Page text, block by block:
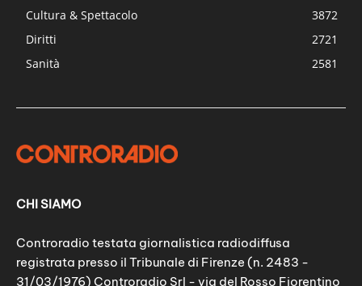
Cultura & Spettacolo
3872
Diritti
2721
Sanità
2581
CHI SIAMO
Controradio testata giornalistica radiodiffusa
registrata presso il Tribunale di Firenze (n. 2483 -
31/03/1976) Controradio Srl - via del Rosso Fiorentino